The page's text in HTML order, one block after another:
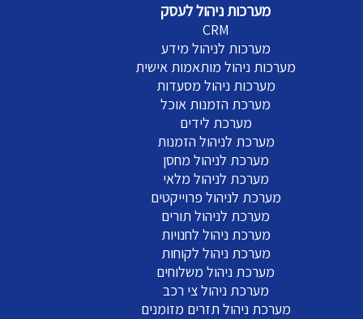
מערכות ניהול לעסק
CRM
מערכות לניהול מידע
מערכות ניהול מותאמות אישית
מערכות ניהול מסעדות
מערכת הזמנות אוכל
מערכת לידים
מערכת לניהול הזמנות
מערכת לניהול מחסן
מערכת לניהול מלאי
מערכת לניהול פרוייקטים
מערכת לניהול תורים
מערכת ניהול לחנויות
מערכת ניהול לקוחות
מערכת ניהול משלוחים
מערכת ניהול צי רכב
מערכת ניהול תזרים מזומנים